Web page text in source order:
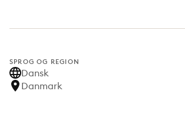
SPROG OG REGION
Dansk
Danmark